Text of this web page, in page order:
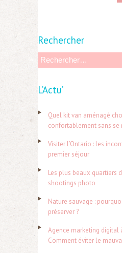
Rechercher
h
r
:
L’Actu’
Quel kit van aménagé
confortablement sans se
Visiter l’Ontario : les
premier séjour
Les plus beaux quartiers
shootings photo
Nature sauvage :
préserver ?
Agence marketing digital
Comment éviter le